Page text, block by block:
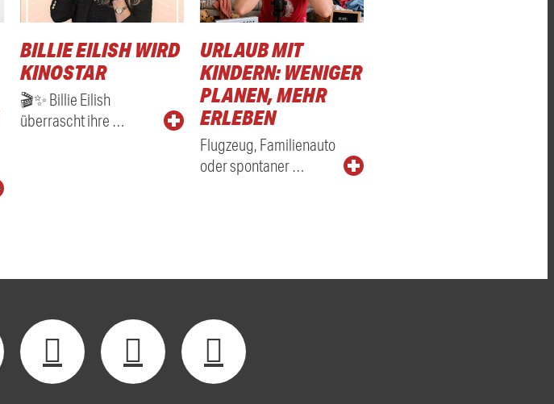
BILLIE EILISH WIRD
KINOSTAR
🎬✨ Billie Eilish
überrascht ihre …
URLAUB MIT
KINDERN: WENIGER
PLANEN, MEHR
ERLEBEN
Flugzeug, Familienauto
oder spontaner …